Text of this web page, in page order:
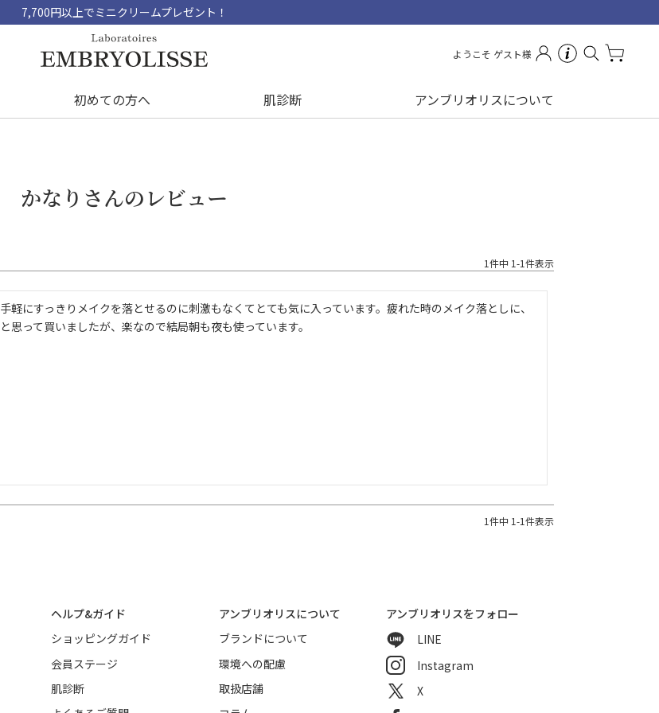
7,700円以上でミニクリームプレゼント！
ようこそ ゲスト様
初めての方へ 肌診断 アンブリオリスについて
よくあるご質問
かなりさんのレビュー
1件中 1-1件表示
手軽にすっきりメイクを落とせるのに刺激もなくてとても気に入っています。疲れた時のメイク落としに、
と思って買いましたが、楽なので結局朝も夜も使っています。
1件中 1-1件表示
ヘルプ&ガイド
ショッピングガイド
会員ステージ
肌診断
アンブリオリスについて
ブランドについて
環境への配慮
取扱店舗
アンブリオリスをフォロー
LINE
Instagram
X